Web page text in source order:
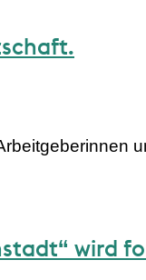
wird